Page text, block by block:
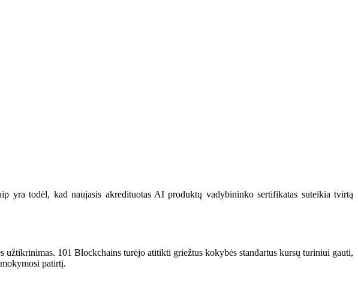
yra todėl, kad naujasis akredituotas AI produktų vadybininko sertifikatas suteikia tvirtą
101 Blockchains turėjo atitikti griežtus kokybės standartus kursų turiniui gauti,
patirtį.